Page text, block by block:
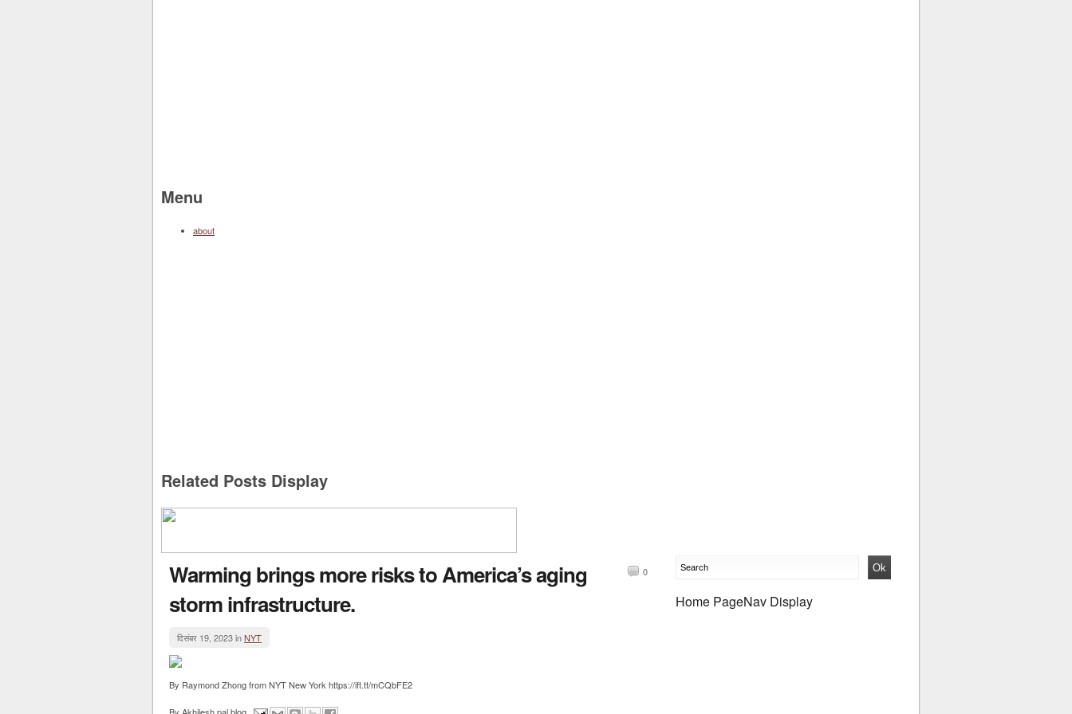
Menu
about
Related Posts Display
Warming brings more risks to America’s aging
storm infrastructure.
0
दिसंबर 19, 2023 inNYT
By Raymond Zhong from NYT New York https://ift.tt/mCQbFE2
Home PageNav Display